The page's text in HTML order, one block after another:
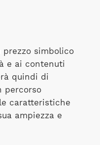
prezzo simbolico
e ai contenuti
quindi di
percorso
caratteristiche
ampiezza e